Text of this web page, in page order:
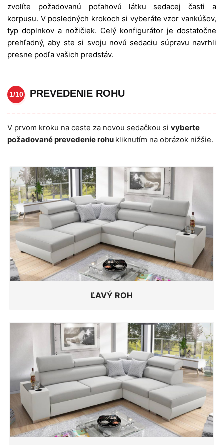
zvolíte požadovanú poťahovú látku sedacej časti a
korpusu. V posledných krokoch si vyberáte vzor vankúšov,
typ doplnkov a nožičiek. Celý konfigurátor je dostatočne
prehľadný, aby ste si svoju novú sedaciu súpravu navrhli
presne podľa vašich predstáv.
1/10 PREVEDENIE ROHU
V prvom kroku na ceste za novou sedačkou si vyberte
požadované prevedenie rohu kliknutím na obrázok nižšie.
ĽAVÝ ROH